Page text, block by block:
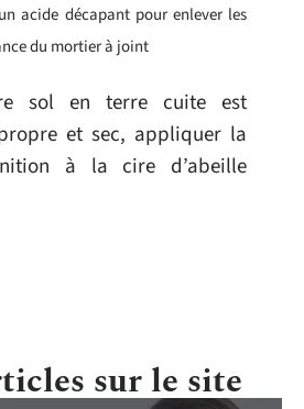
acide décapant pour enlever les
du mortier à joint
sol en terre cuite est
et sec, appliquer la
à la cire d’abeille
sur le site